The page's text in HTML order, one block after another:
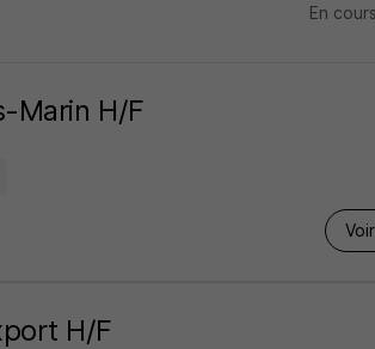
En cours
Marin H/F
H/F